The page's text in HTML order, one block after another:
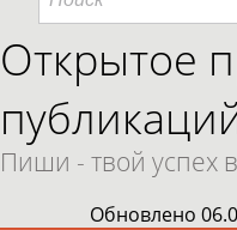
Открытое
Пиши - твой успех
Обновлено